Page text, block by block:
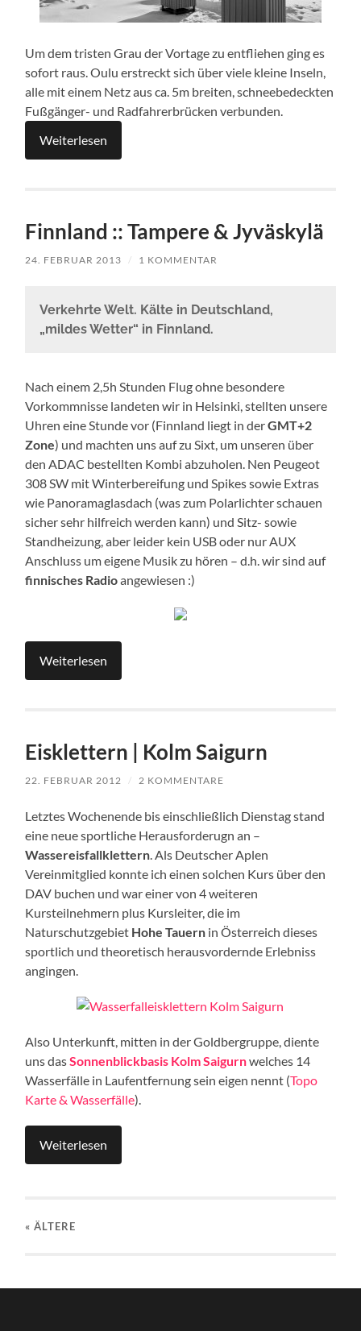
Um dem tristen Grau der Vortage zu entfliehen ging es
sofort raus. Oulu erstreckt sich über viele kleine Inseln,
alle mit einem Netz aus ca. 5m breiten, schneebedeckten
Fußgänger- und Radfahrerbrücken verbunden.
Weiterlesen
Finnland :: Tampere & Jyväskylä
24. FEBRUAR 2013 / 1 KOMMENTAR
Verkehrte Welt. Kälte in Deutschland,
„mildes Wetter“ in Finnland.
Nach einem 2,5h Stunden Flug ohne besondere
Vorkommnisse landeten wir in Helsinki, stellten unsere
Uhren eine Stunde vor (Finnland liegt in derGMT+2
Zone) und machten uns auf zu Sixt, um unseren über
den ADAC bestellten Kombi abzuholen. Nen Peugeot
308 SW mit Winterbereifung und Spikes sowie Extras
wie Panoramaglasdach (was zum Polarlichter schauen
sicher sehr hilfreich werden kann) und Sitz- sowie
Standheizung, aber leider kein USB oder nur AUX
Anschluss um eigene Musik zu hören – d.h. wir sind auf
finnisches Radioangewiesen :)
Weiterlesen
Eisklettern | Kolm Saigurn
22. FEBRUAR 2012 / 2 KOMMENTARE
Letztes Wochenende bis einschließlich Dienstag stand
eine neue sportliche Herausforderugn an –
Wassereisfallklettern. Als Deutscher Aplen
Vereinmitglied konnte ich einen solchen Kurs über den
DAV buchen und war einer von 4 weiteren
Kursteilnehmern plus Kursleiter, die im
Naturschutzgebiet Hohe Tauern in Österreich dieses
sportlich und theoretisch herausvordernde Erlebniss
angingen.
Also Unterkunft, mitten in der Goldbergruppe, diente
uns dasSonnenblickbasis Kolm Saigurnwelches 14
Wasserfälle in Laufentfernung sein eigen nennt (Topo
Karte & Wasserfälle).
Weiterlesen
« ÄLTERE